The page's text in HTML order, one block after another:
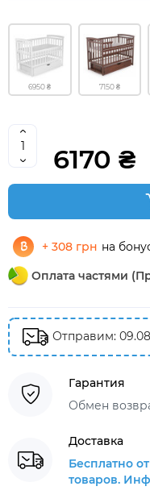
6950 ₴ 7150 ₴
6170 ₴
+ 308 грн на
Оплата частями
Отправим:
Гарантия
Обмен
Доставка
Бесплатно
товаров.